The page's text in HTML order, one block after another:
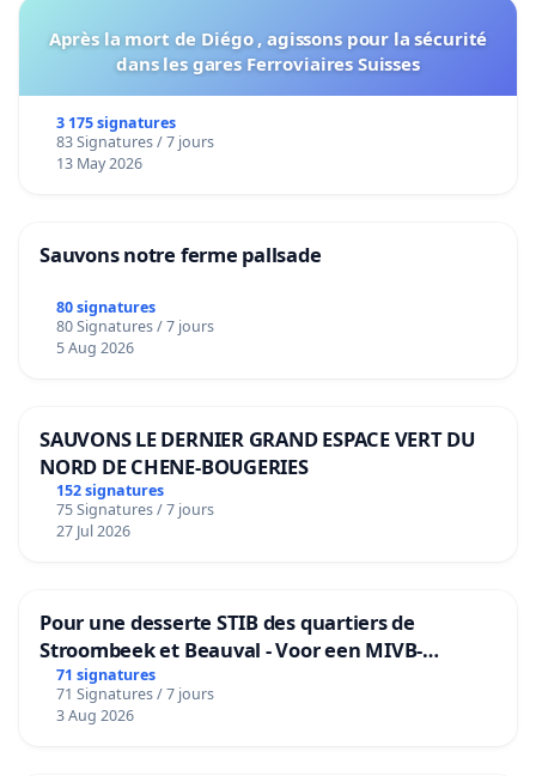
Après la mort de Diégo , agissons pour la sécurité
dans les gares Ferroviaires Suisses
3 175 signatures
83 Signatures / 7 jours
13 May 2026
Sauvons notre ferme pallsade
80 signatures
80 Signatures / 7 jours
5 Aug 2026
SAUVONS LE DERNIER GRAND ESPACE VERT DU
NORD DE CHENE-BOUGERIES
152 signatures
75 Signatures / 7 jours
27 Jul 2026
Pour une desserte STIB des quartiers de
Stroombeek et Beauval - Voor een MIVB-
bediening van de wijken Strombeek en Het
Voor
71 signatures
71 Signatures / 7 jours
3 Aug 2026